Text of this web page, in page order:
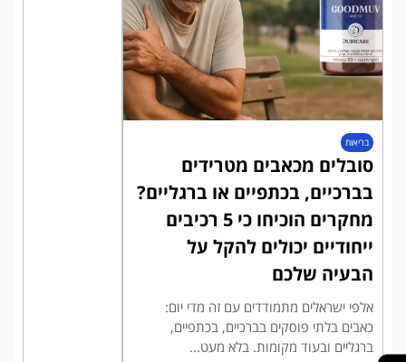
בריאות
סובלים מכאבים מטרידים
בברכיים, בכתפיים או ברגליים?
מחקרים הוכיחו כי 5 רכיבים
ייחודיים יכולים להקל על
הבעיה שלכם
אלפי ישראלים מתמודדים עם זה מדי יום:
כאבים בלתי פוסקים בברכיים, בכתפיים,
ברגליים ובעוד מקומות. בלא מעט...